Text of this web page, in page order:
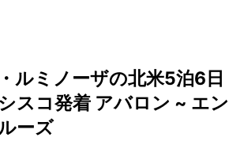
ルミノーザの北米5泊6日
スコ発着 アバロン ~ エン
ーズ